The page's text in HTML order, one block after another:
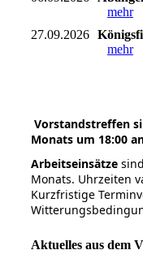
mehr
27.09.2026
mehr
Vorstandstreffen
Monats um 18:00
Arbeitseinsätze
Monats. Uhrzeiten
Kurzfristige
Aktuelles aus dem